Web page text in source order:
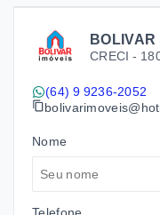
BOLIVAR
CRECI -
(64) 9 9236-2052
Nome